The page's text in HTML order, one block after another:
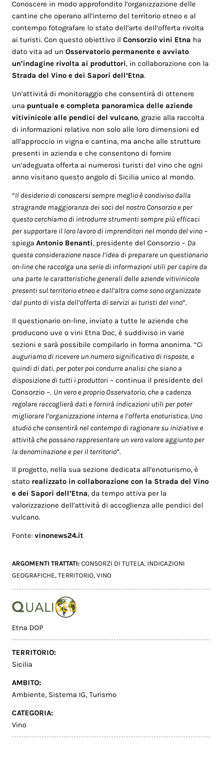
Conoscere in modo approfondito l’organizzazione delle
cantine che operano all’interno del territorio etneo e al
contempo fotografare lo stato dell’arte dell’offerta rivolta
ai turisti. Con questo obiettivo ilConsorzio vini Etna ha
dato vita ad unOsservatorio permanente e avviato
un’indagine rivolta ai produttori, in collaborazione con la
Strada del Vino e dei Sapori dell’Etna.
Un’attività di monitoraggio che consentirà di ottenere
una puntuale e completa panoramica delle aziende
vitivinicole alle pendici del vulcano, grazie alla raccolta
di informazioni relative non solo alle loro dimensioni ed
all’approccio in vigna e cantina, ma anche alle strutture
presenti in azienda e che consentono di fornire
un’adeguata offerta ai numerosi turisti del vino che ogni
anno visitano questo angolo di Sicilia unico al mondo.
“Il desiderio di conoscersi sempre meglio è condiviso dalla
stragrande maggioranza dei soci del nostro Consorzio e per
questo cerchiamo di introdurre strumenti sempre più efficaci
per supportare il loro lavoro di imprenditori nel mondo del vino –
spiegaAntonio Benanti, presidente del Consorzio – Da
questa considerazione nasce l’idea di preparare un questionario
on-line che raccolga una serie di informazioni utili per capire da
una parte le caratteristiche generali delle aziende vitivinicole
presenti sul territorio etneo e dall’altra come sono organizzate
dal punto di vista dell’offerta di servizi ai turisti del vino”.
Il questionario on-line, inviato a tutte le aziende che
producono uve o vini Etna Doc, è suddiviso in varie
sezioni e sarà possibile compilarlo in forma anonima. “Ci
auguriamo di ricevere un numero significativo di risposte, e
quindi di dati, per poter poi condurre analisi che siano a
disposizione di tutti i produttori – continua il presidente del
Consorzio –. Un vero e proprio Osservatorio, che a cadenza
regolare raccoglierà dati e fornirà indicazioni utili per poter
migliorare l’organizzazione interna e l’offerta enoturistica. Uno
studio che consentirà nel contempo di ragionare su iniziative e
attività che possano rappresentare un vero valore aggiunto per
la denominazione e per il territorio”.
Il progetto, nella sua sezione dedicata all’enoturismo, è
stato realizzato in collaborazione con la Strada del Vino
e dei Sapori dell’Etna, da tempo attiva per la
valorizzazione dell’attività di accoglienza alle pendici del
vulcano.
Fonte:vinonews24.it
ARGOMENTI TRATTATI:CONSORZI DI TUTELA, INDICAZIONI
GEOGRAFICHE,TERRITORIO,VINO
Etna DOP
TERRITORIO:
Sicilia
AMBITO:
Ambiente, Sistema IG,Turismo
CATEGORIA:
Vino